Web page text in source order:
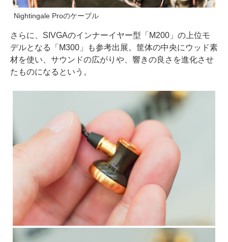
Nightingale Proのケーブル
さらに、SIVGAのインナーイヤー型「M200」の上位モ
デルとなる「M300」も参考出展。筐体の中央にウッド素
材を使い、サウンドの広がりや、響きの良さを進化させ
たものになるという。